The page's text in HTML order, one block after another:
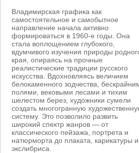
Владимирская графика как
самостоятельное и самобытное
направление начала активно
формироваться в 1960-е годы. Она
стала воплощением глубокого,
вдумчивого изучения природы
края, опираясь на прочные
реалистические традиции русского
искусства. Вдохновляясь величием
белокаменного зодчества,
полями, вековыми лесами и тихим
шелестом берез, художники сумели
создать многогранную
систему. Это позволило развить
широкий спектр жанров — от
классического пейзажа, портрета и
натюрморта до плаката, карикатуры и
экслибриса.